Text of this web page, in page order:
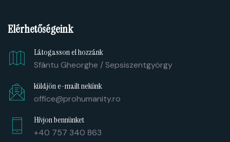
Elérhetőségeink
Látogasson el hozzánk
Sfântu Gheorghe / Sepsiszentgyörgy
küldjön e-mailt nekünk
office@prohumanity.ro
Hívjon bennünket
+40 757 340 863